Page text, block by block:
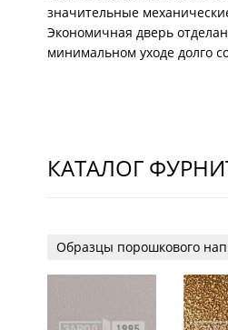
значительные
Экономичная дверь
минимальном уходе долго
КАТАЛОГ
Образцы порошкового